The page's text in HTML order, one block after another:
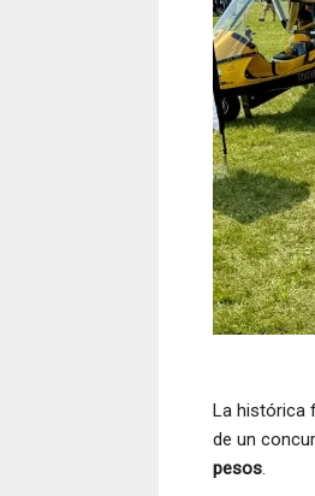
La histórica
de un
pesos.